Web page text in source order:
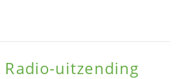
uitzending